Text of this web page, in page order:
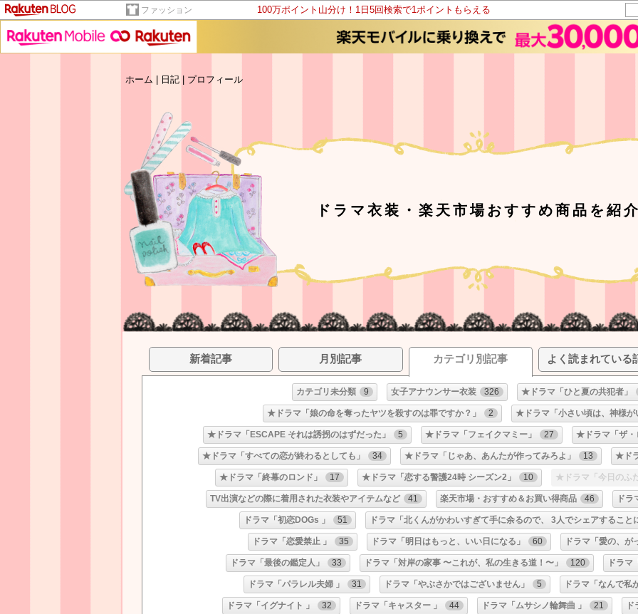
ファッション 100万ポイント山分け！1日5回検索で1ポイントもらえる
ホーム
日記 プロフィール
ドラマ衣装・楽天市場おすすめ商品を紹介
新着記事 月別記事 カテゴリ別記事 よく読まれている
カテゴリ未分類 9 女子アナウンサー衣装 326 ★ドラマ「ひと夏の共犯者」
★ドラマ「娘の命を奪ったヤツを殺すのは罪ですか？」 2 ★ドラマ「小さい頃は、神様が
★ドラマ「ESCAPE それは誘拐のはずだった」 5 ★ドラマ「フェイクマミー」 27 ★ドラマ「ザ・
★ドラマ「すべての恋が終わるとしても」 34 ★ドラマ「じゃあ、あんたが作ってみろよ」 13 ★ド
★ドラマ「終幕のロンド」 17 ★ドラマ「恋する警護24時 シーズン2」 10 ★ドラマ「今日のふ
TV出演などの際に着用された衣装やアイテムなど 41 楽天市場・おすすめ＆お買い得商品 46 ドラ
ドラマ「初恋DOGs 」 51 ドラマ「北くんがかわいすぎて手に余るので、 3人でシェアすること
ドラマ「恋愛禁止 」 35 ドラマ「明日はもっと、いい日になる」 60 ドラマ「愛の、が
ドラマ「最後の鑑定人」 33 ドラマ「対岸の家事 〜これが、私の生きる道！〜」 120 ドラマ
ドラマ「パラレル夫婦 」 31 ドラマ「やぶさかではございません」 5 ドラマ「なんで私
ドラマ「イグナイト 」 32 ドラマ「キャスター 」 44 ドラマ「ムサシノ輪舞曲 」 21